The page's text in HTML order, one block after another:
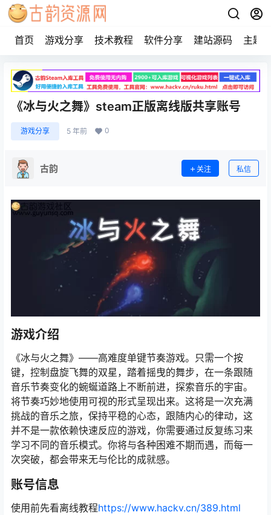
首页 游戏分享 技术教程 软件分享 建站源码 主题
《冰与火之舞》steam正版离线版共享账号
游戏分享 5 年前 0
古韵 关注 私信
游戏介绍
《冰与火之舞》——高难度单键节奏游戏。只需一个按
键，控制盘旋飞舞的双星，踏着摇曳的舞步，在一条跟随
音乐节奏变化的蜿蜒道路上不断前进，探索音乐的宇宙。
将节奏巧妙地使用可视的形式呈现出来。这将是一次充满
挑战的音乐之旅，保持平稳的心态，跟随内心的律动，这
并不是一款依赖快速反应的游戏，你需要通过反复练习来
学习不同的音乐模式。你将与各种困难不期而遇，而每一
次突破，都会带来无与伦比的成就感。
账号信息
使用前先看离线教程https://www.hackv.cn/389.html